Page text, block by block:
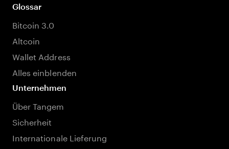
Glossar
Bitcoin 3.0
Altcoin
Wallet Address
Alles einblenden
Unternehmen
Über Tangem
Sicherheit
Internationale Lieferung